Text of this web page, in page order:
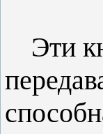
Эти